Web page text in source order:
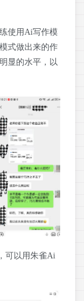
使用Ai写作模
式做出来的作
显的水平，以
可以用朱雀Ai